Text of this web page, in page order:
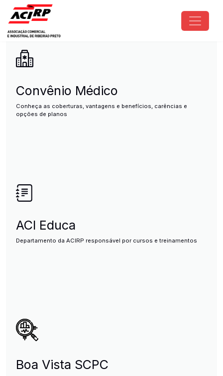
Pular para o conteúdo principal
ACIRP - Associação Comercial
Convênio Médico
Conheça as coberturas, vantagens e benefícios, carências e
opções de planos
ACI Educa
Departamento da ACIRP responsável por cursos e treinamentos
Boa Vista SCPC